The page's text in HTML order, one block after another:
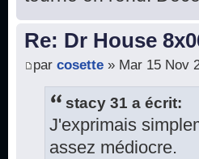
Re: Dr House
par cosette » Mar 15 Nov
stacy 31 a écrit:
J'exprimais
assez médiocre.